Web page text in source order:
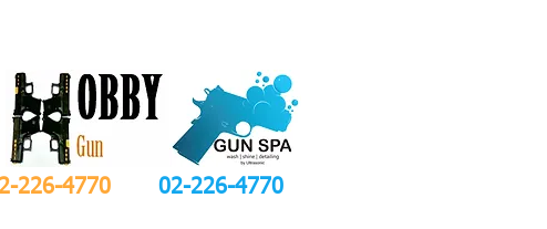
226-4770 02-226-4770